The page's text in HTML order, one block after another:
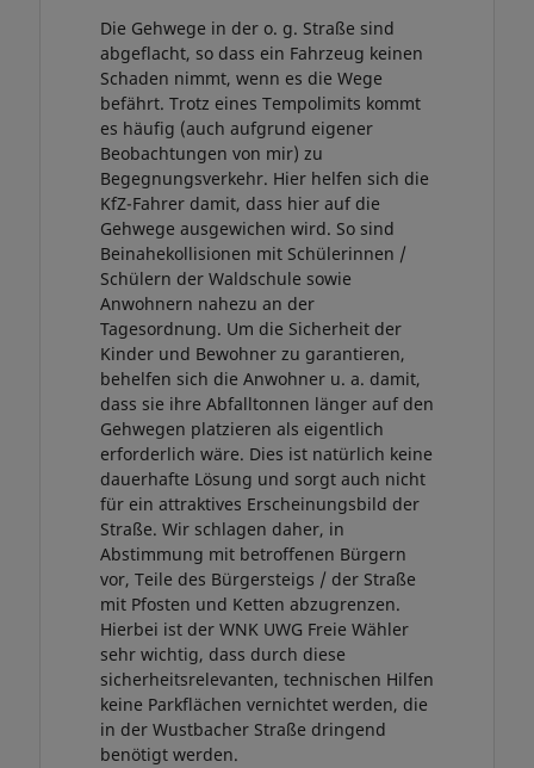
Die Gehwege in der o. g. Straße sind
abgeflacht, so dass ein Fahrzeug keinen
Schaden nimmt, wenn es die Wege
befährt. Trotz eines Tempolimits kommt
es häufig (auch aufgrund eigener
Beobachtungen von mir) zu
Begegnungsverkehr. Hier helfen sich die
KfZ-Fahrer damit, dass hier auf die
Gehwege ausgewichen wird. So sind
Beinahekollisionen mit Schülerinnen /
Schülern der Waldschule sowie
Anwohnern nahezu an der
Tagesordnung. Um die Sicherheit der
Kinder und Bewohner zu garantieren,
behelfen sich die Anwohner u. a. damit,
dass sie ihre Abfalltonnen länger auf den
Gehwegen platzieren als eigentlich
erforderlich wäre. Dies ist natürlich keine
dauerhafte Lösung und sorgt auch nicht
für ein attraktives Erscheinungsbild der
Straße. Wir schlagen daher, in
Abstimmung mit betroffenen Bürgern
vor, Teile des Bürgersteigs / der Straße
mit Pfosten und Ketten abzugrenzen.
Hierbei ist der WNK UWG Freie Wähler
sehr wichtig, dass durch diese
sicherheitsrelevanten, technischen Hilfen
keine Parkflächen vernichtet werden, die
in der Wustbacher Straße dringend
benötigt werden.